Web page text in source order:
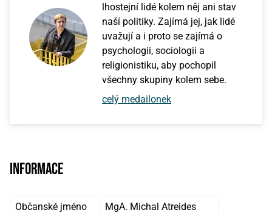
lhostejní lidé kolem něj ani stav
naší politiky. Zajímá jej, jak lidé
uvažují a i proto se zajímá o
psychologii, sociologii a
religionistiku, aby pochopil
všechny skupiny kolem sebe.
celý medailonek
Informace
Občanské jméno
MgA. Michal Atreides